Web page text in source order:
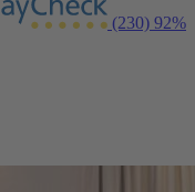
(230) 92%